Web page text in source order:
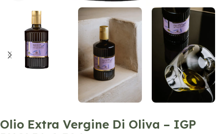
Olio Extra Vergine Di Oliva – IGP